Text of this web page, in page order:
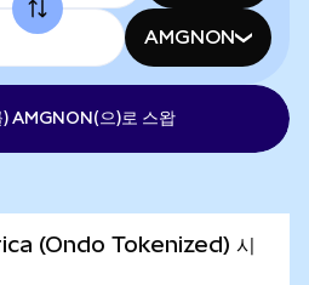
AMGNON
AMGNON(으)로 스왑
(Ondo Tokenized) 시